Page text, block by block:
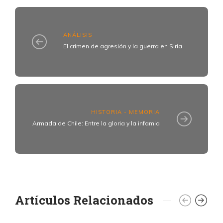
ANÁLISIS
El crimen de agresión y la guerra en Siria
HISTORIA - MEMORIA
Armada de Chile: Entre la gloria y la infamia
Artículos Relacionados